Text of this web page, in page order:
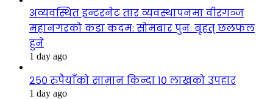
अव्यवस्थित इन्टरनेट तार व्यवस्थापनमा वीरगञ्ज
महानगरको कडा कदम: सोमबार पुनः बृहत् छलफल
हुने
1 day ago
२५० रुपैयाँको सामान किन्दा १० लाखको उपहार
1 day ago